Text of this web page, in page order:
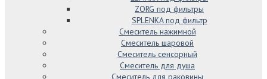
ZORG под фильтры
SPLENKA под фильтр
Смеситель нажимной
Смеситель шаровой
Смеситель сенсорный
Смеситель для душа
Смеситель для раковины